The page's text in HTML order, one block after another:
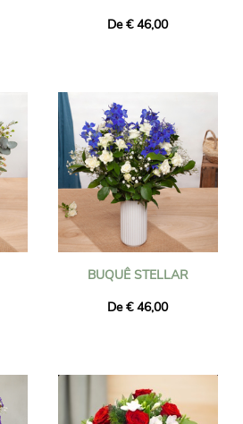
De € 46,00
BUQUÊ STELLAR
De € 46,00